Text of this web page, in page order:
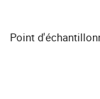
Point